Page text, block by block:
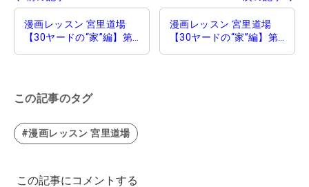
漫画レッスン 宮里道場
【30ヤードの“家”編】第
漫画レッスン 宮里道場
【30ヤードの“家”編】第
この記事のタグ
#漫画レッスン 宮里道場